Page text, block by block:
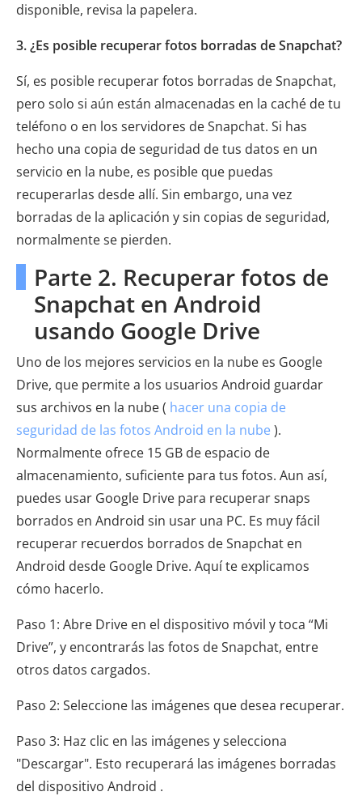
disponible, revisa la papelera.
3. ¿Es posible recuperar fotos borradas de Snapchat?
Sí, es posible recuperar fotos borradas de Snapchat,
pero solo si aún están almacenadas en la caché de tu
teléfono o en los servidores de Snapchat. Si has
hecho una copia de seguridad de tus datos en un
servicio en la nube, es posible que puedas
recuperarlas desde allí. Sin embargo, una vez
borradas de la aplicación y sin copias de seguridad,
normalmente se pierden.
Parte 2. Recuperar fotos de
Snapchat en Android
usando Google Drive
Uno de los mejores servicios en la nube es Google
Drive, que permite a los usuarios Android guardar
sus archivos en la nube ( hacer una copia de
seguridad de las fotos Android en la nube ).
Normalmente ofrece 15 GB de espacio de
almacenamiento, suficiente para tus fotos. Aun así,
puedes usar Google Drive para recuperar snaps
borrados en Android sin usar una PC. Es muy fácil
recuperar recuerdos borrados de Snapchat en
Android desde Google Drive. Aquí te explicamos
cómo hacerlo.
Paso 1: Abre Drive en el dispositivo móvil y toca “Mi
Drive”, y encontrarás las fotos de Snapchat, entre
otros datos cargados.
Paso 2: Seleccione las imágenes que desea recuperar.
Paso 3: Haz clic en las imágenes y selecciona
"Descargar". Esto recuperará las imágenes borradas
del dispositivo Android .